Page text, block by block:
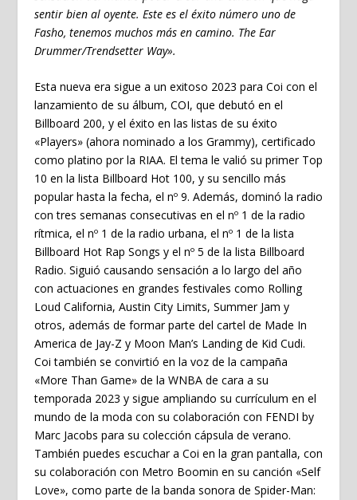
sentir bien al oyente. Este es el éxito número uno de
Fasho, tenemos muchos más en camino. The Ear
Drummer/Trendsetter Way».
Esta nueva era sigue a un exitoso 2023 para Coi con el
lanzamiento de su álbum, COI, que debutó en el
Billboard 200, y el éxito en las listas de su éxito
«Players» (ahora nominado a los Grammy), certificado
como platino por la RIAA. El tema le valió su primer Top
10 en la lista Billboard Hot 100, y su sencillo más
popular hasta la fecha, el nº 9. Además, dominó la radio
con tres semanas consecutivas en el nº 1 de la radio
rítmica, el nº 1 de la radio urbana, el nº 1 de la lista
Billboard Hot Rap Songs y el nº 5 de la lista Billboard
Radio. Siguió causando sensación a lo largo del año
con actuaciones en grandes festivales como Rolling
Loud California, Austin City Limits, Summer Jam y
otros, además de formar parte del cartel de Made In
America de Jay-Z y Moon Man’s Landing de Kid Cudi.
Coi también se convirtió en la voz de la campaña
«More Than Game» de la WNBA de cara a su
temporada 2023 y sigue ampliando su currículum en el
mundo de la moda con su colaboración con FENDI by
Marc Jacobs para su colección cápsula de verano.
También puedes escuchar a Coi en la gran pantalla, con
su colaboración con Metro Boomin en su canción «Self
Love», como parte de la banda sonora de Spider-Man: